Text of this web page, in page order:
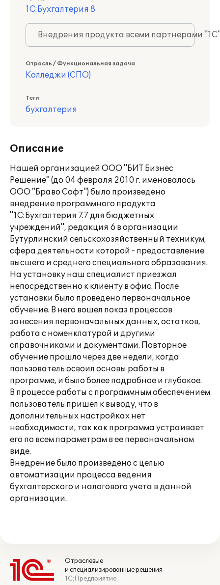
1С:Бухгалтерия 8
Внедрения продукта всеми партнерами
Отрасль / Функциональная задача
Колледжи (СПО)
Теги
бухгалтерия
Описание
Нашей организацией ООО "БИТ Бизнес
Решение" (до 04 февраля 2010 г. именовалось
ООО "Браво Софт") было произведено
внедрение программного продукта
"1С:Бухгалтерия 7.7 для бюджетных
учреждений", редакция 6 в организации
Бутурлинский сельскохозяйственный техникум,
сфера деятельности которой - предоставление
высшего и среднего специального образования.
На установку наш специалист приезжал
непосредственно к клиенту в офис. После
установки было проведено первоначальное
обучение. В него вошел показ процессов
занесения первоначальных данных, остатков,
работа с номенклатурой и другими
справочниками и документами. Повторное
обучение прошло через две недели, когда
пользователь освоил основы работы в
программе, и было более подробное и глубокое.
В процессе работы с программным обеспечением
пользователь пришел к выводу, что в
дополнительных настройках нет
необходимости, так как программа устраивает
его по всем параметрам в ее первоначальном
виде.
Внедрение было произведено с целью
автоматизации процесса ведения
бухгалтерского и налогового учета в данной
организации.
Отраслевые
и специализированные решения
1С:Предприятие